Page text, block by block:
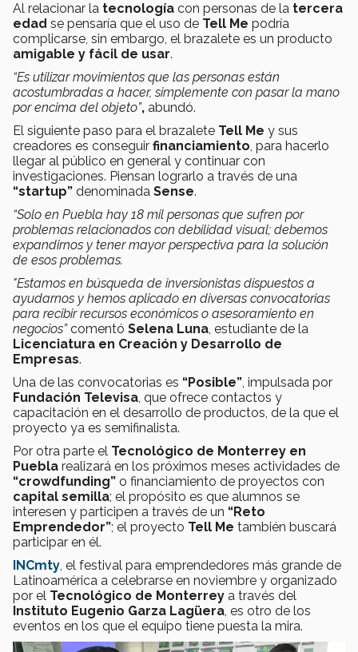
Al relacionar la tecnología con personas de la tercera
edad se pensaría que el uso de Tell Me podría
complicarse, sin embargo, el brazalete es un producto
amigable y fácil de usar.
“Es utilizar movimientos que las personas están
acostumbradas a hacer, simplemente con pasar la mano
por encima del objeto”, abundó.
El siguiente paso para el brazalete Tell Me y sus
creadores es conseguir financiamiento, para hacerlo
llegar al público en general y continuar con
investigaciones. Piensan lograrlo a través de una
“startup” denominada Sense.
“Solo en Puebla hay 18 mil personas que sufren por
problemas relacionados con debilidad visual; debemos
expandirnos y tener mayor perspectiva para la solución
de esos problemas.
"Estamos en búsqueda de inversionistas dispuestos a
ayudarnos y hemos aplicado en diversas convocatorias
para recibir recursos económicos o asesoramiento en
negocios”comentó Selena Luna, estudiante de la
Licenciatura en Creación y Desarrollo de
Empresas.
Una de las convocatorias es “Posible”, impulsada por
Fundación Televisa, que ofrece contactos y
capacitación en el desarrollo de productos, de la que el
proyecto ya es semifinalista.
Por otra parte el Tecnológico de Monterrey en
Puebla realizará en los próximos meses actividades de
“crowdfunding” o financiamiento de proyectos con
capital semilla; el propósito es que alumnos se
interesen y participen a través de un “Reto
Emprendedor”; el proyecto Tell Me también buscará
participar en él.
INCmty, el festival para emprendedores más grande de
Latinoamérica a celebrarse en noviembre y organizado
por el Tecnológico de Monterrey a través del
Instituto Eugenio Garza Lagüera, es otro de los
eventos en los que el equipo tiene puesta la mira.